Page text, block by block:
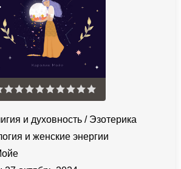
и духовность / Эзотерика
и женские энергии